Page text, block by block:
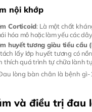
nội khớp
Corticoid: Là một chất
hóa mô hoặc làm yếu các
huyết tương giàu tiểu cầu
lấy lớp huyết tương có
thích quá trình tự chữa lành
và điều trị đau